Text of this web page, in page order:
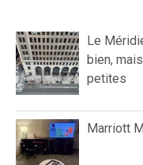
Le
bien,
petites
Marriott